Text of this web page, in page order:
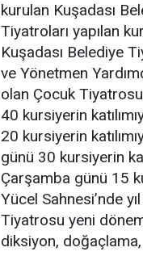
kurulan Kuşadası
Tiyatroları yapılan
Kuşadası Belediye
ve Yönetmen
olan Çocuk
40 kursiyerin
20 kursiyerin
günü 30 kursiyerin
Çarşamba günü 15
Yücel Sahnesi’nde
Tiyatrosu yeni
diksiyon,